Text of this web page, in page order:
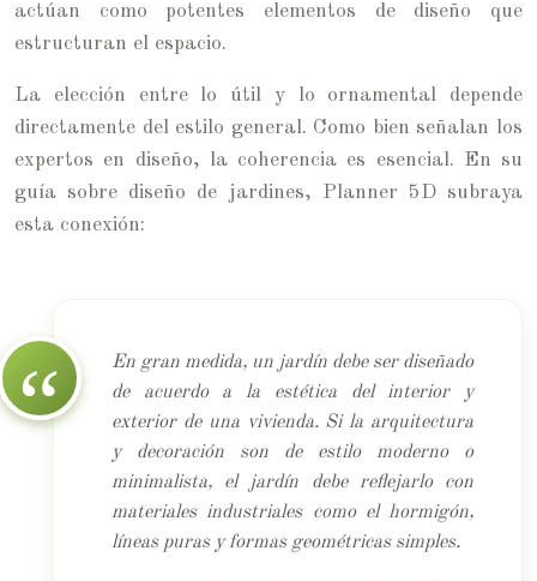
actúan como potentes elementos de diseño que
estructuran el espacio.
La elección entre lo útil y lo ornamental depende
directamente del estilo general. Como bien señalan los
expertos en diseño, la coherencia es esencial. En su
guía sobre diseño de jardines, Planner 5D subraya
esta conexión:
En gran medida, un jardín debe ser diseñado
de acuerdo a la estética del interior y
exterior de una vivienda. Si la arquitectura
y decoración son de estilo moderno o
minimalista, el jardín debe reflejarlo con
materiales industriales como el hormigón,
líneas puras y formas geométricas simples.